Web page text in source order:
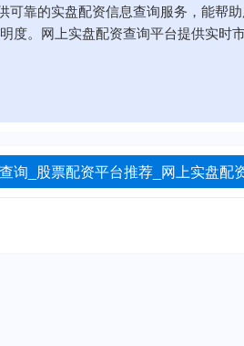
可靠的实盘配资信息查询服务，能帮
度。网上实盘配资查询平台提供实时
询_股票配资平台推荐_网上实盘配